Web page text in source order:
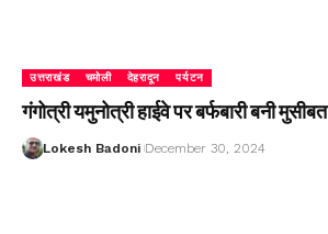
उत्तराखंड चमोली देहरादून पर्यटन
गंगोत्री यमुनोत्री हाईवे पर बर्फबारी बनी मुसीबत
Lokesh Badoni December 30, 2024